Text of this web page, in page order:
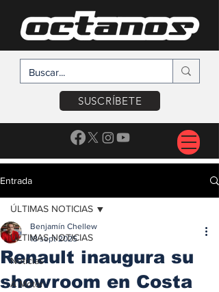
SUSCRÍBETE
Entrada
ÚLTIMAS NOTICIAS
Noticias
A Motor
ÚLTIMAS NOTICIAS
Renault inaugura su
showroom en Costa
Benjamín Chellew
18 sept 2025